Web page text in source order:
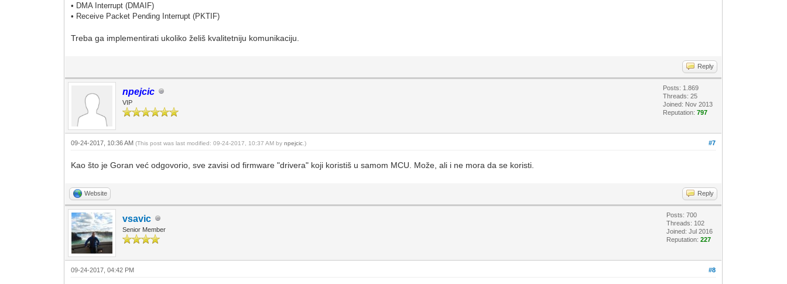
• DMA Interrupt (DMAIF)
• Receive Packet Pending Interrupt (PKTIF)
Treba ga implementirati ukoliko želiš kvalitetniju komunikaciju.
Reply
npejcic
VIP
Posts: 1.869
Threads: 25
Joined: Nov 2013
Reputation:797
#7
09-24-2017, 10:36 AM(This post was last modified: 09-24-2017, 10:37 AM bynpejcic .)
Kao što je Goran već odgovorio, sve zavisi od firmware "drivera" koji koristiš u samom MCU. Može, ali i ne mora da se koristi.
Website Reply
vsavic
Senior Member
Posts: 700
Threads: 102
Joined: Jul 2016
Reputation:227
#8
09-24-2017, 04:42 PM